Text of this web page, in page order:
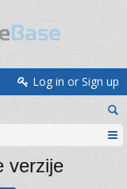
Log in or Sign up
verzije